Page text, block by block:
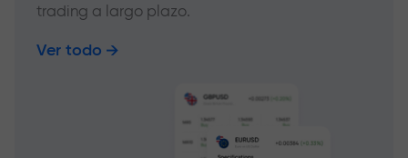
trading a largo plazo.
Ver todo